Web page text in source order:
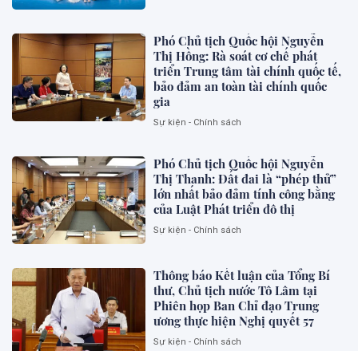
Phó Chủ tịch Quốc hội Nguyễn
Thị Hồng: Rà soát cơ chế phát
triển Trung tâm tài chính quốc tế,
bảo đảm an toàn tài chính quốc
gia
Sự kiện - Chính sách
Phó Chủ tịch Quốc hội Nguyễn
Thị Thanh: Đất đai là “phép thử”
lớn nhất bảo đảm tính công bằng
của Luật Phát triển đô thị
Sự kiện - Chính sách
Thông báo Kết luận của Tổng Bí
thư, Chủ tịch nước Tô Lâm tại
Phiên họp Ban Chỉ đạo Trung
ương thực hiện Nghị quyết 57
Sự kiện - Chính sách